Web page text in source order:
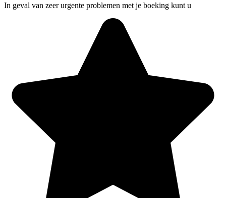
In geval van zeer urgente problemen met je boeking kunt u